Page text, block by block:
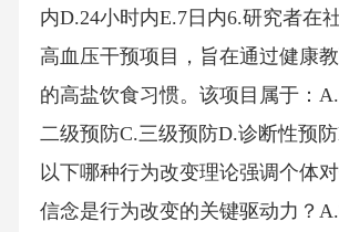
内D.24小时内E.7日内6.研究者在
高血压干预项目，旨在通过健康
的高盐饮食习惯。该项目属于：
二级预防C.三级预防D.诊断性预
以下哪种行为改变理论强调个体
信念是行为改变的关键驱动力？